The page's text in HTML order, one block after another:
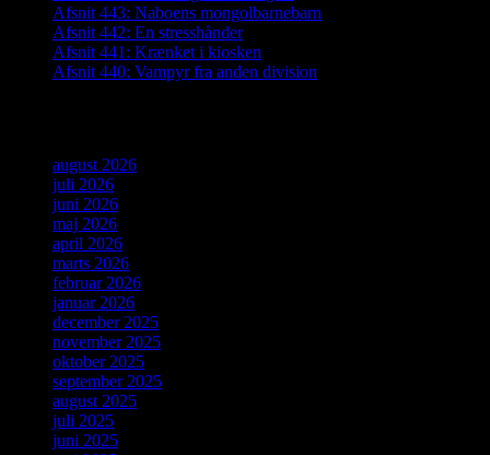
Afsnit 443: Naboens mongolbarnebarn
Afsnit 442: En stresshånder
Afsnit 441: Krænket i kiosken
Afsnit 440: Vampyr fra anden division
august 2026
juli 2026
juni 2026
maj 2026
april 2026
marts 2026
februar 2026
januar 2026
december 2025
november 2025
oktober 2025
september 2025
august 2025
juli 2025
juni 2025